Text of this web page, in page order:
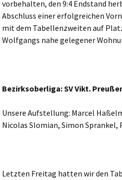
vorbehalten, den 9:4 Endstand
Abschluss einer erfolgreichen
mit dem Tabellenzweiten auf
Wolfgangs nahe gelegener
Bezirksoberliga: SV Vikt.
Unsere Aufstellung: Marcel
Nicolas Slomian, Simon Sprankel,
Letzten Freitag hatten wir den